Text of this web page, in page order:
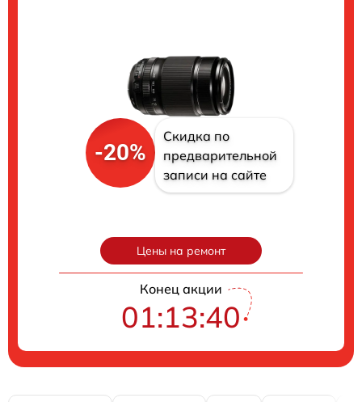
-20%
Скидка по
предварительной
записи на сайте
Цены на ремонт
Конец акции
01:13:40